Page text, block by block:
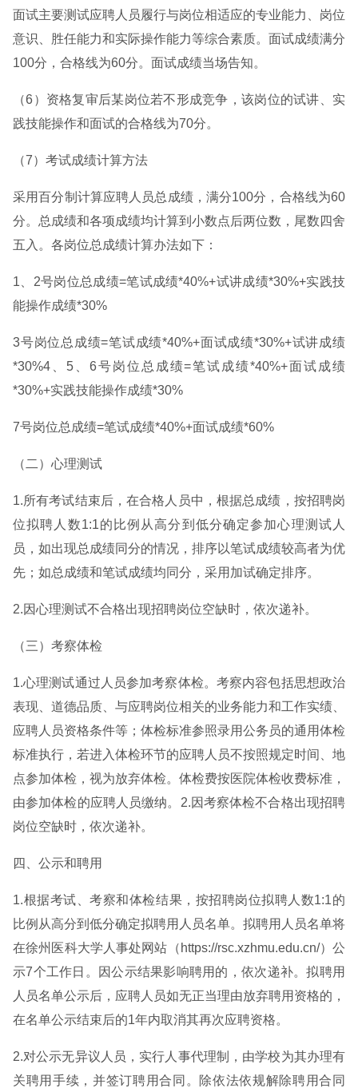
面试主要测试应聘人员履行与岗位相适应的专业能力、岗位
意识、胜任能力和实际操作能力等综合素质。面试成绩满分
100分，合格线为60分。面试成绩当场告知。
（6）资格复审后某岗位若不形成竞争，该岗位的试讲、实
践技能操作和面试的合格线为70分。
（7）考试成绩计算方法
采用百分制计算应聘人员总成绩，满分100分，合格线为60
分。总成绩和各项成绩均计算到小数点后两位数，尾数四舍
五入。各岗位总成绩计算办法如下：
1、2号岗位总成绩=笔试成绩*40%+试讲成绩*30%+实践技
能操作成绩*30%
3号岗位总成绩=笔试成绩*40%+面试成绩*30%+试讲成绩
*30%4、5、6号岗位总成绩=笔试成绩*40%+面试成绩
*30%+实践技能操作成绩*30%
7号岗位总成绩=笔试成绩*40%+面试成绩*60%
（二）心理测试
1.所有考试结束后，在合格人员中，根据总成绩，按招聘岗
位拟聘人数1:1的比例从高分到低分确定参加心理测试人
员，如出现总成绩同分的情况，排序以笔试成绩较高者为优
先；如总成绩和笔试成绩均同分，采用加试确定排序。
2.因心理测试不合格出现招聘岗位空缺时，依次递补。
（三）考察体检
1.心理测试通过人员参加考察体检。考察内容包括思想政治
表现、道德品质、与应聘岗位相关的业务能力和工作实绩、
应聘人员资格条件等；体检标准参照录用公务员的通用体检
标准执行，若进入体检环节的应聘人员不按照规定时间、地
点参加体检，视为放弃体检。体检费按医院体检收费标准，
由参加体检的应聘人员缴纳。2.因考察体检不合格出现招聘
岗位空缺时，依次递补。
四、公示和聘用
1.根据考试、考察和体检结果，按招聘岗位拟聘人数1:1的
比例从高分到低分确定拟聘用人员名单。拟聘用人员名单将
在徐州医科大学人事处网站（https://rsc.xzhmu.edu.cn/）公
示7个工作日。因公示结果影响聘用的，依次递补。拟聘用
人员名单公示后，应聘人员如无正当理由放弃聘用资格的，
在名单公示结束后的1年内取消其再次应聘资格。
2.对公示无异议人员，实行人事代理制，由学校为其办理有
关聘用手续，并签订聘用合同。除依法依规解除聘用合同